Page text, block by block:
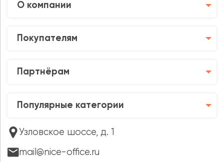
О компании
Покупателям
Партнёрам
Популярные категории
Узловское шоссе, д. 1
mail@nice-office.ru